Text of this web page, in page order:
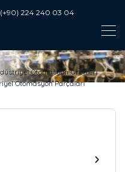
(+90) 224 240 03 04
Otomasyon Ürünleri
Otomasyon Parçaları